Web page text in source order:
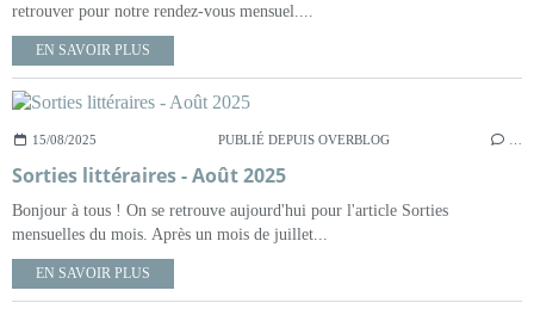
retrouver pour notre rendez-vous mensuel....
EN SAVOIR PLUS
15/08/2025 PUBLIÉ DEPUIS OVERBLOG
Sorties littéraires - Août 2025
Bonjour à tous ! On se retrouve aujourd'hui pour l'article Sorties
mensuelles du mois. Après un mois de juillet...
EN SAVOIR PLUS